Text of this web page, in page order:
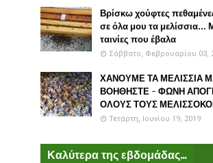
Βρίσκω χούφτες
σε όλα μου τα μελίσσια...
ταινίες που έβαλα
Σάββατο, Φεβρουαρίου 03,
ΧΑΝΟΥΜΕ ΤΑ ΜΕΛΙΣΣΙΑ
ΒΟΗΘΗΣΤΕ - ΦΩΝΗ
ΟΛΟΥΣ ΤΟΥΣ
Τετάρτη, Ιουνίου 19, 2019
Καλύτερα της εβδομάδας...